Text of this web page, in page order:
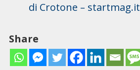
di Crotone – startmag.it
Share